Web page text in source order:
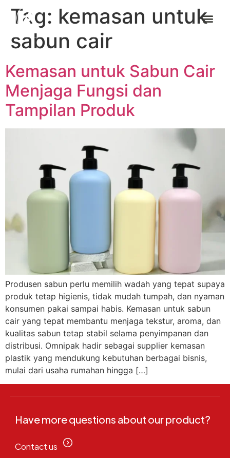
Tag: kemasan untuk
sabun cair
Kemasan untuk Sabun Cair
Menjaga Fungsi dan
Tampilan Produk
Produsen sabun perlu memilih wadah yang tepat supaya
produk tetap higienis, tidak mudah tumpah, dan nyaman
konsumen pakai sampai habis. Kemasan untuk sabun
cair yang tepat membantu menjaga tekstur, aroma, dan
kualitas sabun tetap stabil selama penyimpanan dan
distribusi. Omnipak hadir sebagai supplier kemasan
plastik yang mendukung kebutuhan berbagai bisnis,
mulai dari usaha rumahan hingga […]
Have more questions about our product?
Contact us